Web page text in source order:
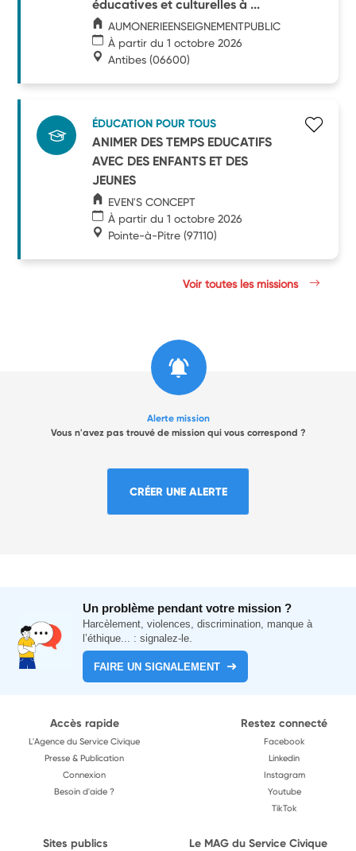
éducatives et culturelles à ...
AUMONERIEENSEIGNEMENTPUBLIC
À partir du 1 octobre 2026
Antibes (06600)
ÉDUCATION POUR TOUS
ANIMER DES TEMPS EDUCATIFS
AVEC DES ENFANTS ET DES
JEUNES
EVEN'S CONCEPT
À partir du 1 octobre 2026
Pointe-à-Pitre (97110)
Voir toutes les missions
Alerte mission
Vous n'avez pas trouvé de mission qui vous correspond ?
CRÉER UNE ALERTE
Un problème pendant votre mission ?
Harcèlement, violences, discrimination, manque à
l’éthique... : signalez-le.
FAIRE UN SIGNALEMENT
Accès rapide
L'Agence du Service Civique
Presse & Publication
Connexion
Besoin d'aide ?
Restez connecté
Facebook
Linkedin
Instagram
Youtube
TikTok
Sites publics Le MAG du Service Civique